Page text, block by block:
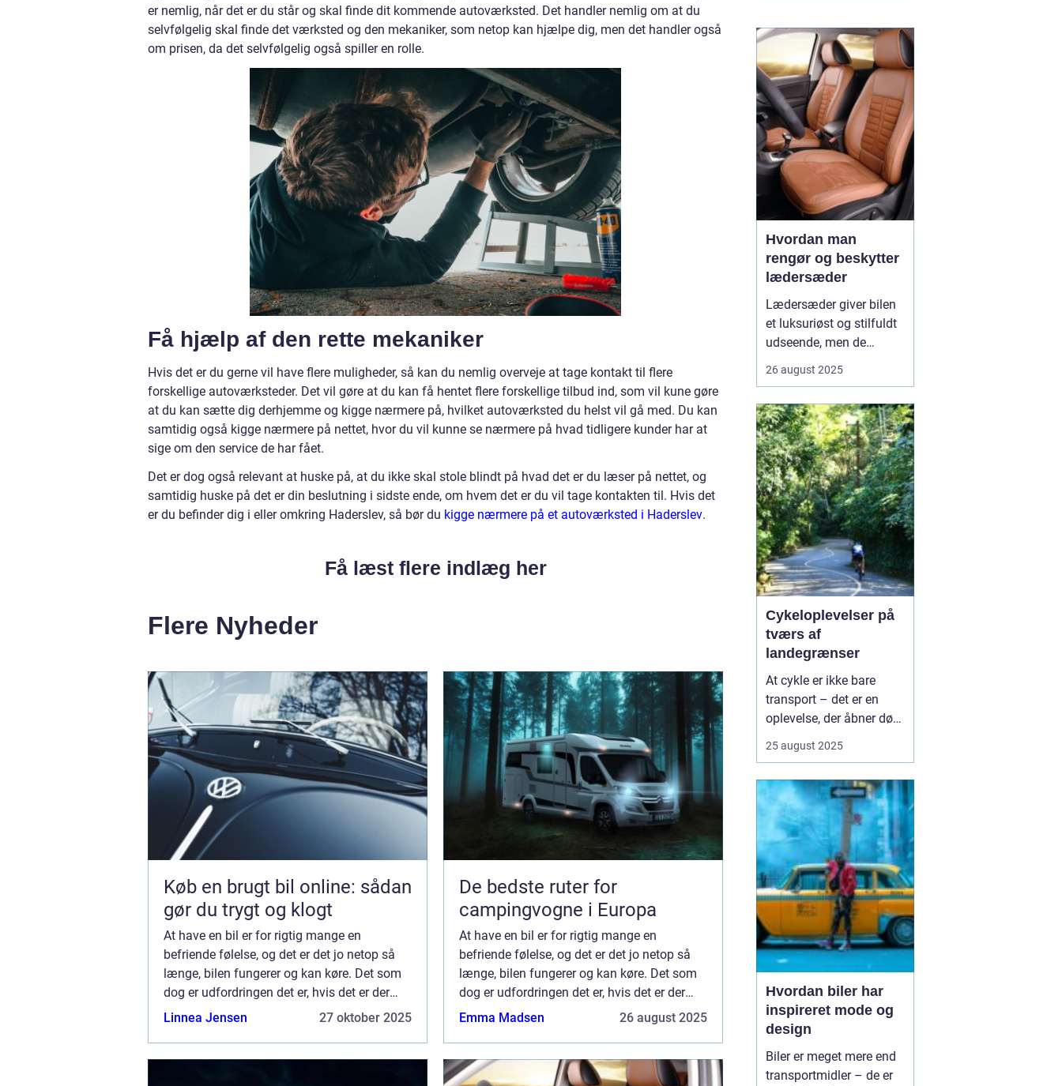
er nemlig, når det er du står og skal finde dit kommende autoværksted. Det handler nemlig om at du
selvfølgelig skal finde det værksted og den mekaniker, som netop kan hjælpe dig, men det handler også
om prisen, da det selvfølgelig også spiller en rolle.
Få hjælp af den rette mekaniker
Hvis det er du gerne vil have flere muligheder, så kan du nemlig overveje at tage kontakt til flere
forskellige autoværksteder. Det vil gøre at du kan få hentet flere forskellige tilbud ind, som vil kune gøre
at du kan sætte dig derhjemme og kigge nærmere på, hvilket autoværksted du helst vil gå med. Du kan
samtidig også kigge nærmere på nettet, hvor du vil kunne se nærmere på hvad tidligere kunder har at
sige om den service de har fået.
Det er dog også relevant at huske på, at du ikke skal stole blindt på hvad det er du læser på nettet, og
samtidig huske på det er din beslutning i sidste ende, om hvem det er du vil tage kontakten til. Hvis det
er du befinder dig i eller omkring Haderslev, så bør du kigge nærmere på et autoværksted i Haderslev.
Få læst flere indlæg her
Flere Nyheder
Køb en brugt bil online: sådan
gør du trygt og klogt
At have en bil er for rigtig mange en
befriende følelse, og det er det jo netop så
længe, bilen fungerer og kan køre. Det som
dog er udfordringen det er, hvis det er der
kommer udfordringer eller skader på bilen,
Linnea Jensen 27 oktober 2025
De bedste ruter for
campingvogne i Europa
At have en bil er for rigtig mange en
befriende følelse, og det er det jo netop så
længe, bilen fungerer og kan køre. Det som
dog er udfordringen det er, hvis det er der
kommer udfordringer eller skader på bilen,
Emma Madsen 26 august 2025
motorcykler og lastbiler
spillerne mulighed for at
opleve fart, strategi og
teknologi p&ari...
Hvordan man
rengør og beskytter
lædersæder
Lædersæder giver bilen
et luksuriøst og stilfuldt
udseende, men de
for at bevare deres
Uden korrekt rengøring
og beskyttelse kan læder
blive tør...
26 august 2025
Cykeloplevelser på
tværs af
landegrænser
At cykle er ikke bare
transport – det er en
oplevelse, der åbner døre
landskaber og møder
flere vælger at tage
cyklen med på ferien, og
det giver en helt særlig
fri...
25 august 2025
Hvordan biler har
inspireret mode og
design
Biler er meget mere end
transportmidler – de er